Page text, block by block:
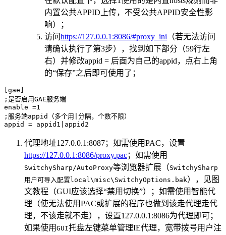
内置公共APPID上传，不受公共APPID安全性影
响）；
访问https://127.0.0.1:8086/#proxy_ini （若无法访问
请确认执行了第3步），找到如下部分（59行左
右）并修改appid = 后面为自己的appid，点右上角
的“保存”之后即可使用了；
gae
;是否启用GAE服务端
enable =1
;服务端appid
（多个用|分隔，个数不限）
appid = appid1 appid2
代理地址127.0.0.1:8087；如需使用PAC，设置
https://127.0.0.1:8086/proxy.pac；如需使用
SwitchySharp/AutoProxy等浏览器扩展（SwitchySharp
用户可导入配置local\misc\SwitchyOptions.bak），见图
文教程（GUI应该选择“禁用切换”）；如需使用智能代
理（使无法使用PAC或扩展的程序也做到该走代理走代
理，不该走就不走），设置127.0.0.1:8086为代理即可；
如果使用 GUI托盘左键菜单管理IE代理，宽带拨号用户注